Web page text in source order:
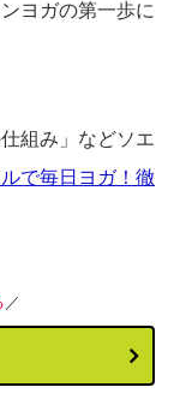
ヨガの第一歩に
組み」などソエ
で毎日ヨガ！徹
／